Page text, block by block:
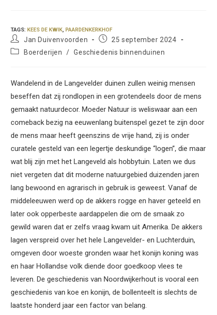
TAGS:KEES DE KWIK, PAARDENKERKHOF
Bericht
auteur:
Jan Duivenvoorden
Bericht
op:
25 september 2024
Berichtcategorie:
Boerderijen / Geschiedenis binnenduinen
Wandelend in de Langevelder duinen zullen weinig mensen
beseffen dat zij rondlopen in een grotendeels door de mens
gemaakt natuurdecor. Moeder Natuur is weliswaar aan een
comeback bezig na eeuwenlang buitenspel gezet te zijn door
de mens maar heeft geenszins de vrije hand, zij is onder
curatele gesteld van een legertje deskundige “logen”, die maar
wat blij zijn met het Langeveld als hobbytuin. Laten we dus
niet vergeten dat dit moderne natuurgebied duizenden jaren
lang bewoond en agrarisch in gebruik is geweest. Vanaf de
middeleeuwen werd op de akkers rogge en haver geteeld en
later ook opperbeste aardappelen die om de smaak zo
gewild waren dat er zelfs vraag kwam uit Amerika. De akkers
lagen verspreid over het hele Langevelder- en Luchterduin,
omgeven door woeste gronden waar het konijn koning was
en haar Hollandse volk diende door goedkoop vlees te
leveren. De geschiedenis van Noordwijkerhout is vooral een
geschiedenis van koe en konijn, de bollenteelt is slechts de
laatste honderd jaar een factor van belang.